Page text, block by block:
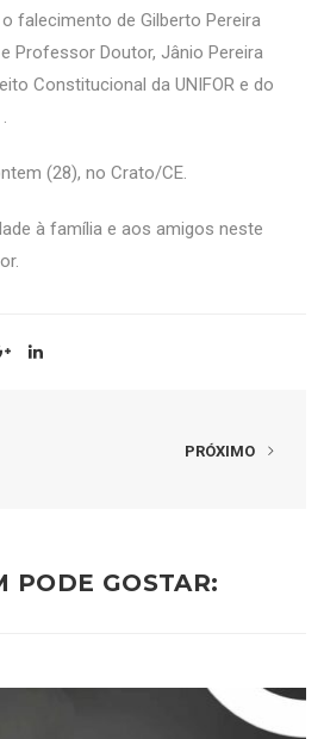
falecimento de Gilberto Pereira
Professor Doutor, Jânio Pereira
Constitucional da UNIFOR e do
(28), no Crato/CE.
à família e aos amigos neste
PRÓXIMO
PODE GOSTAR: